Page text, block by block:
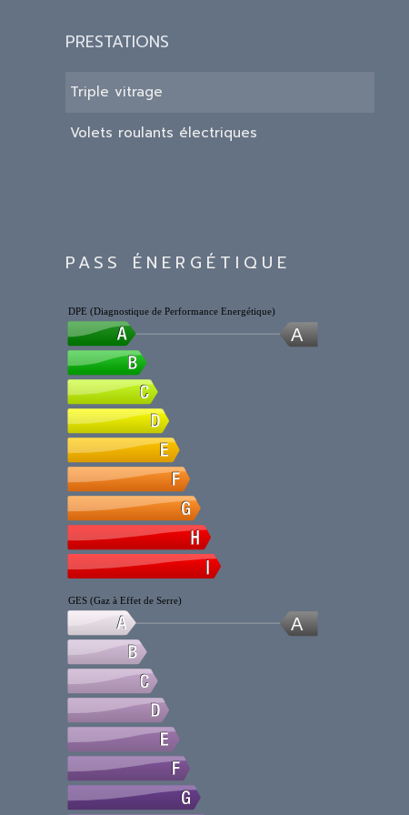
PRESTATIONS
Triple vitrage
Volets roulants électriques
PASS ÉNERGÉTIQUE
A
DPE (Diagnostique de Performance Energétique)
A
GES (Gaz à Effet de Serre)